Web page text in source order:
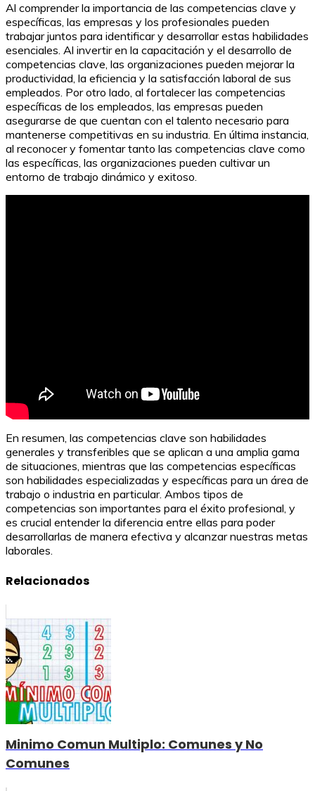
Al comprender la importancia de las competencias clave y
específicas, las empresas y los profesionales pueden
trabajar juntos para identificar y desarrollar estas habilidades
esenciales. Al invertir en la capacitación y el desarrollo de
competencias clave, las organizaciones pueden mejorar la
productividad, la eficiencia y la satisfacción laboral de sus
empleados. Por otro lado, al fortalecer las competencias
específicas de los empleados, las empresas pueden
asegurarse de que cuentan con el talento necesario para
mantenerse competitivas en su industria. En última instancia,
al reconocer y fomentar tanto las competencias clave como
las específicas, las organizaciones pueden cultivar un
entorno de trabajo dinámico y exitoso.
En resumen, las competencias clave son habilidades
generales y transferibles que se aplican a una amplia gama
de situaciones, mientras que las competencias específicas
son habilidades especializadas y específicas para un área de
trabajo o industria en particular. Ambos tipos de
competencias son importantes para el éxito profesional, y
es crucial entender la diferencia entre ellas para poder
desarrollarlas de manera efectiva y alcanzar nuestras metas
laborales.
Relacionados
Minimo Comun Multiplo: Comunes y No
Comunes